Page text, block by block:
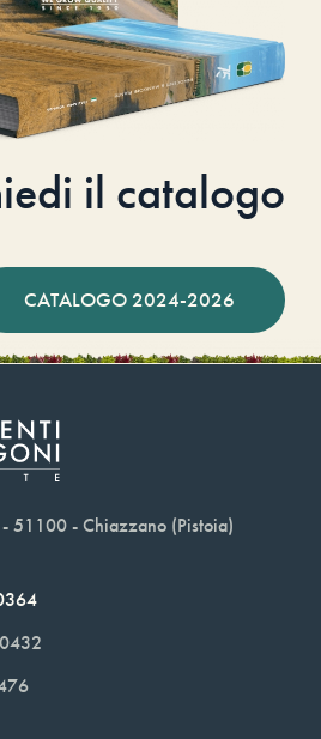
il catalogo
CATALOGO 2024-2026
51100 - Chiazzano (Pistoia)